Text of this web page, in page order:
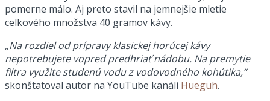
pomerne málo. Aj preto stavil na jemnejšie mletie
celkového množstva 40 gramov kávy.
„Na rozdiel od prípravy klasickej horúcej kávy
nepotrebujete vopred predhriať nádobu. Na premytie
filtra využite studenú vodu z vodovodného kohútika,“
skonštatoval autor na YouTube kanáli Hueguh.